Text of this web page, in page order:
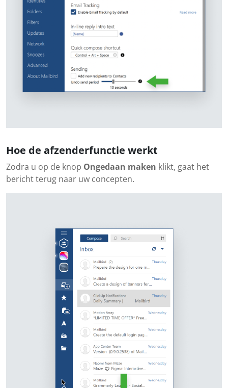
Hoe de afzenderfunctie werkt
Zodra u op de knop Ongedaan maken klikt, gaat het
bericht terug naar uw concepten.